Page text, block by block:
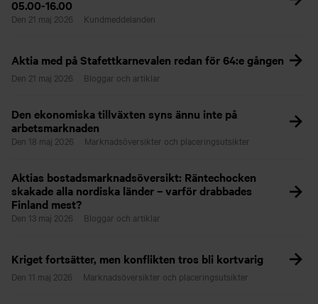
05.00-16.00
Den 21 maj 2026 Kundmeddelanden
Aktia med på Stafettkarnevalen redan för 64:e gången
Den 21 maj 2026 Bloggar och artiklar
Den ekonomiska tillväxten syns ännu inte på
arbetsmarknaden
Den 18 maj 2026 Marknadsöversikter och placeringsutsikter
Aktias bostadsmarknadsöversikt: Räntechocken
skakade alla nordiska länder – varför drabbades
Finland mest?
Den 13 maj 2026 Bloggar och artiklar
Kriget fortsätter, men konflikten tros bli kortvarig
Den 11 maj 2026 Marknadsöversikter och placeringsutsikter